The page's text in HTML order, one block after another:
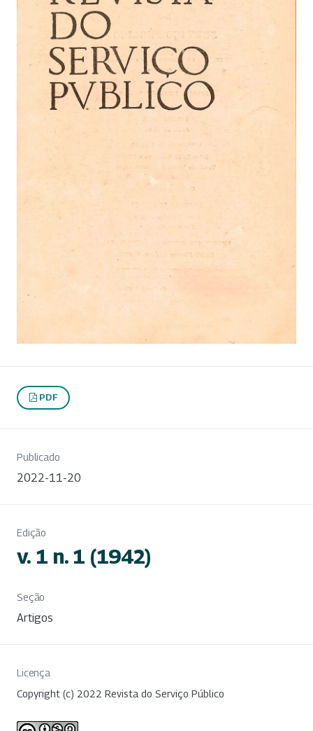
PDF
Publicado
2022-11-20
Edição
v. 1 n. 1 (1942)
Seção
Artigos
Licença
Copyright (c) 2022 Revista do Serviço Público